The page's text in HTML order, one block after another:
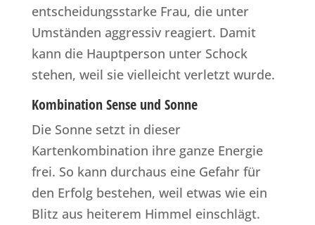
entscheidungsstarke Frau, die unter
Umständen aggressiv reagiert. Damit
kann die Hauptperson unter Schock
stehen, weil sie vielleicht verletzt wurde.
Kombination Sense und Sonne
Die Sonne setzt in dieser
Kartenkombination ihre ganze Energie
frei. So kann durchaus eine Gefahr für
den Erfolg bestehen, weil etwas wie ein
Blitz aus heiterem Himmel einschlägt.